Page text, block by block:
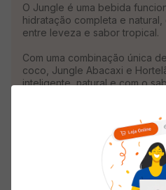
O Jungle é uma bebida
hidratação completa e
entre leveza e sabor tropical.
Com uma combinação única
coco, Jungle Abacaxi e
inteligente, natural e com o
O sabor Abacaxi e Hortelã
e equilibrada, com apenas 24
Smart Hydration combina
promovendo hidratação
e energia natural para o dia a